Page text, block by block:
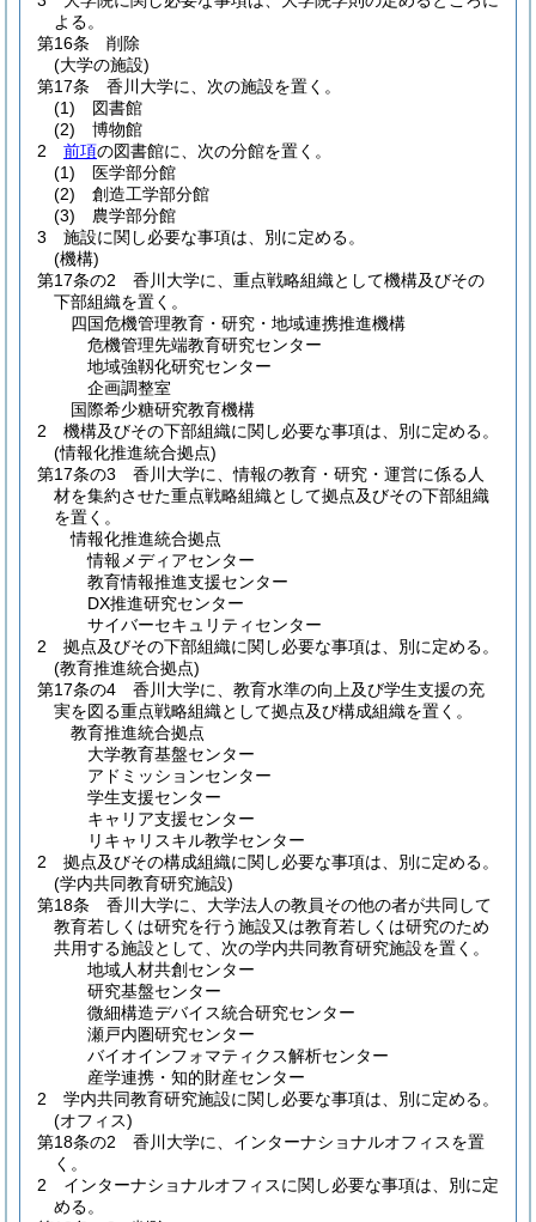
よる。
第16条
削除
(大学の施設)
第17条
香川大学に、次の施設を置く。
(1)
図書館
(2)
博物館
2
前項の図書館に、次の分館を置く。
(1)
医学部分館
(2)
創造工学部分館
(3)
農学部分館
3
施設に関し必要な事項は、別に定める。
(機構)
第17条の2
香川大学に、重点戦略組織として機構及びその
下部組織を置く。
四国危機管理教育・研究・地域連携推進機構
危機管理先端教育研究センター
地域強靱化研究センター
企画調整室
国際希少糖研究教育機構
2
機構及びその下部組織に関し必要な事項は、別に定める。
(情報化推進統合拠点)
第17条の3
香川大学に、情報の教育・研究・運営に係る人
材を集約させた重点戦略組織として拠点及びその下部組織
を置く。
情報化推進統合拠点
情報メディアセンター
教育情報推進支援センター
DX推進研究センター
サイバーセキュリティセンター
2
拠点及びその下部組織に関し必要な事項は、別に定める。
(教育推進統合拠点)
第17条の4
香川大学に、教育水準の向上及び学生支援の充
実を図る重点戦略組織として拠点及び構成組織を置く。
教育推進統合拠点
大学教育基盤センター
アドミッションセンター
学生支援センター
キャリア支援センター
リキャリスキル教学センター
2
拠点及びその構成組織に関し必要な事項は、別に定める。
(学内共同教育研究施設)
第18条
香川大学に、大学法人の教員その他の者が共同して
教育若しくは研究を行う施設又は教育若しくは研究のため
共用する施設として、次の学内共同教育研究施設を置く。
地域人材共創センター
研究基盤センター
微細構造デバイス統合研究センター
瀬戸内圏研究センター
バイオインフォマティクス解析センター
産学連携・知的財産センター
2
学内共同教育研究施設に関し必要な事項は、別に定める。
(オフィス)
第18条の2
香川大学に、インターナショナルオフィスを置
く。
2
インターナショナルオフィスに関し必要な事項は、別に定
める。